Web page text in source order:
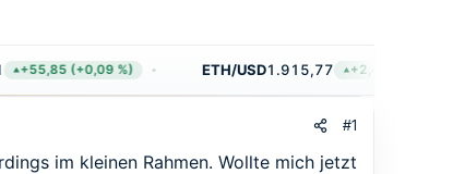
+55,85 (+0,09 %) ETH/USD1.915,77 +2,49 (+0,13 %)
#1
im kleinen Rahmen. Wollte mich jetzt